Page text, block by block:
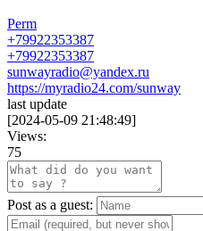
Perm
+79922353387
+79922353387
sunwayradio@yandex.ru
https://myradio24.com/sunway
last update
[2024-05-09 21:48:49]
Views:
75
Post as a guest: